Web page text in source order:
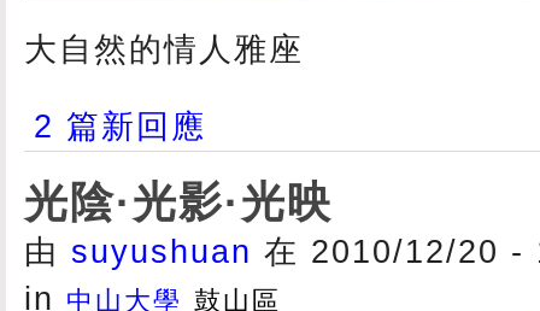
大自然的情人雅座
2 篇新回應
光陰·光影·光映
由 suyushuan 在 2010/12/20 -
in 中山大學 鼓山區